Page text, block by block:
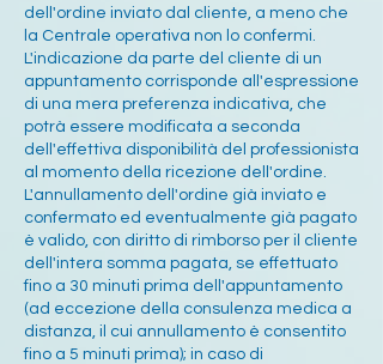
dell'ordine inviato dal cliente, a meno che
la Centrale operativa non lo confermi.
L'indicazione da parte del cliente di un
appuntamento corrisponde all'espressione
di una mera preferenza indicativa, che
potrà essere modificata a seconda
dell'effettiva disponibilità del professionista
al momento della ricezione dell'ordine.
L'annullamento dell'ordine già inviato e
confermato ed eventualmente già pagato
è valido, con diritto di rimborso per il cliente
dell'intera somma pagata, se effettuato
fino a 30 minuti prima dell'appuntamento
(ad eccezione della consulenza medica a
distanza, il cui annullamento è consentito
fino a 5 minuti prima); in caso di